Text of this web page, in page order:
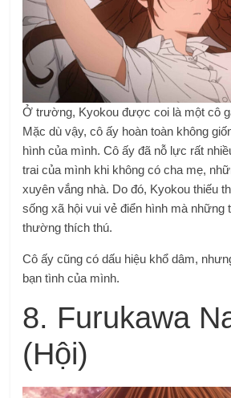
Ở trường, Kyokou được coi là một cô
Mặc dù vậy, cô ấy hoàn toàn không
hình của mình. Cô ấy đã nỗ lực rất
trai của mình khi không có cha mẹ,
xuyên vắng nhà. Do đó, Kyokou thiếu
sống xã hội vui vẻ điển hình mà những
thường thích thú.
Cô ấy cũng có dấu hiệu khổ dâm,
bạn tình của mình.
8. Furukawa
(Hội)